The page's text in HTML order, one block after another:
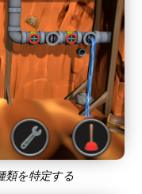
類を特定する